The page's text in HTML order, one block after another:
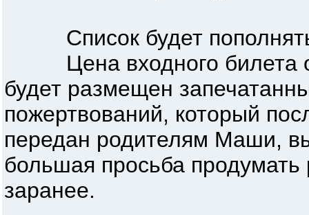
Список будет
Цена входного билета
будет размещен
пожертвований, который
передан родителям Маши,
большая просьба
заранее.